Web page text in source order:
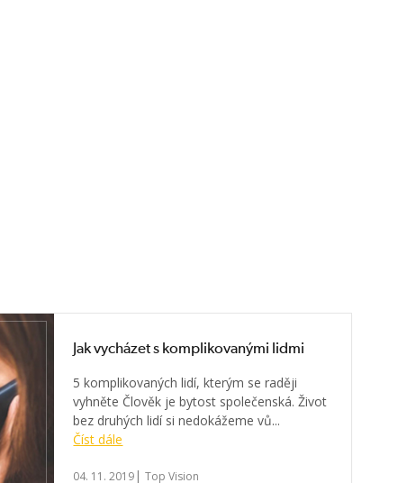
Jak vycházet s komplikovanými lidmi
5 komplikovaných lidí, kterým se raději
vyhněte Člověk je bytost společenská. Život
bez druhých lidí si nedokážeme vů...
Číst dále
04. 11. 2019 |Top Vision